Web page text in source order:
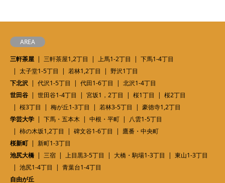
AREA
三軒茶屋
三軒茶屋1,2丁目 上馬1-2丁目
下馬1-4丁目
太子堂1-5丁目
若林1,2丁目
野沢1丁目
下北沢
代沢1-5丁目 代田1-6丁目
北沢1-4丁目
世田谷
世田谷1-4丁目 宮坂1，2丁目 桜1丁目
桜2丁目
桜3丁目
梅が丘1-3丁目 若林3-5丁目
豪徳寺1,2丁目
学芸大学
下馬・五本木 中根・平町
八雲1-5丁目
柿の木坂1,2丁目
碑文谷1-6丁目
鷹番・中央町
桜新町
新町1-3丁目
池尻大橋
三宿 上目黒3-5丁目 大橋・駒場1-3丁目
東山1-3丁目
池尻1-4丁目
青葉台1-4丁目
自由が丘